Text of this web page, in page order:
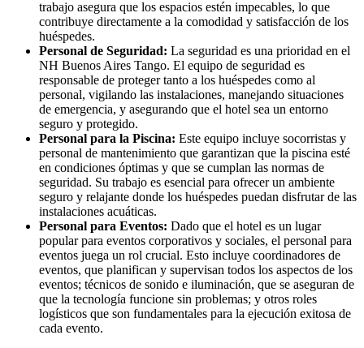
trabajo asegura que los espacios estén impecables, lo que
contribuye directamente a la comodidad y satisfacción de los
huéspedes.
Personal de Seguridad: La seguridad es una prioridad en el
NH Buenos Aires Tango. El equipo de seguridad es
responsable de proteger tanto a los huéspedes como al
personal, vigilando las instalaciones, manejando situaciones
de emergencia, y asegurando que el hotel sea un entorno
seguro y protegido.
Personal para la Piscina: Este equipo incluye socorristas y
personal de mantenimiento que garantizan que la piscina esté
en condiciones óptimas y que se cumplan las normas de
seguridad. Su trabajo es esencial para ofrecer un ambiente
seguro y relajante donde los huéspedes puedan disfrutar de las
instalaciones acuáticas.
Personal para Eventos: Dado que el hotel es un lugar
popular para eventos corporativos y sociales, el personal para
eventos juega un rol crucial. Esto incluye coordinadores de
eventos, que planifican y supervisan todos los aspectos de los
eventos; técnicos de sonido e iluminación, que se aseguran de
que la tecnología funcione sin problemas; y otros roles
logísticos que son fundamentales para la ejecución exitosa de
cada evento.